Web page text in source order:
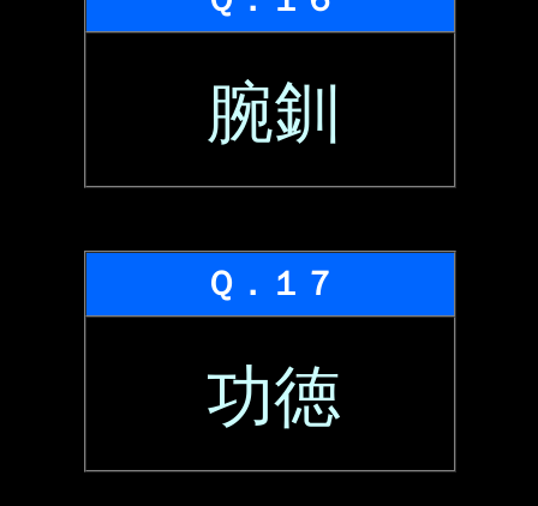
腕釧
Ｑ．１７
功徳